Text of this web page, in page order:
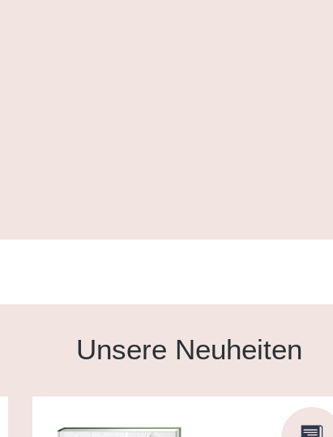
Unsere Neuheiten